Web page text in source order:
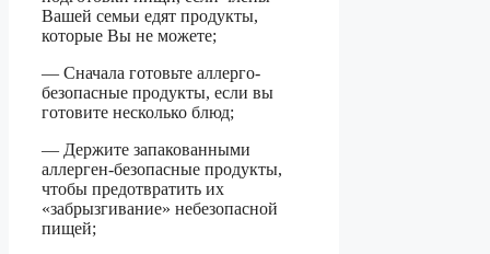
Вашей семьи едят продукты,
которые Вы не можете;
— Сначала готовьте аллерго-
безопасные продукты, если вы
готовите несколько блюд;
— Держите запакованными
аллерген-безопасные продукты,
чтобы предотвратить их
«забрызгивание» небезопасной
пищей;